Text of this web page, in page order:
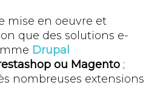
mise en oeuvre et
que des solutions e-
Drupal
ou Magento;
nombreuses extensions